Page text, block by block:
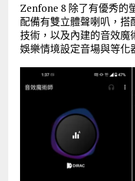
Zenfone 8 除了有優秀的
配備有雙立體聲喇叭，搭
技術，以及內建的音效魔
娛樂情境設定音場與等化